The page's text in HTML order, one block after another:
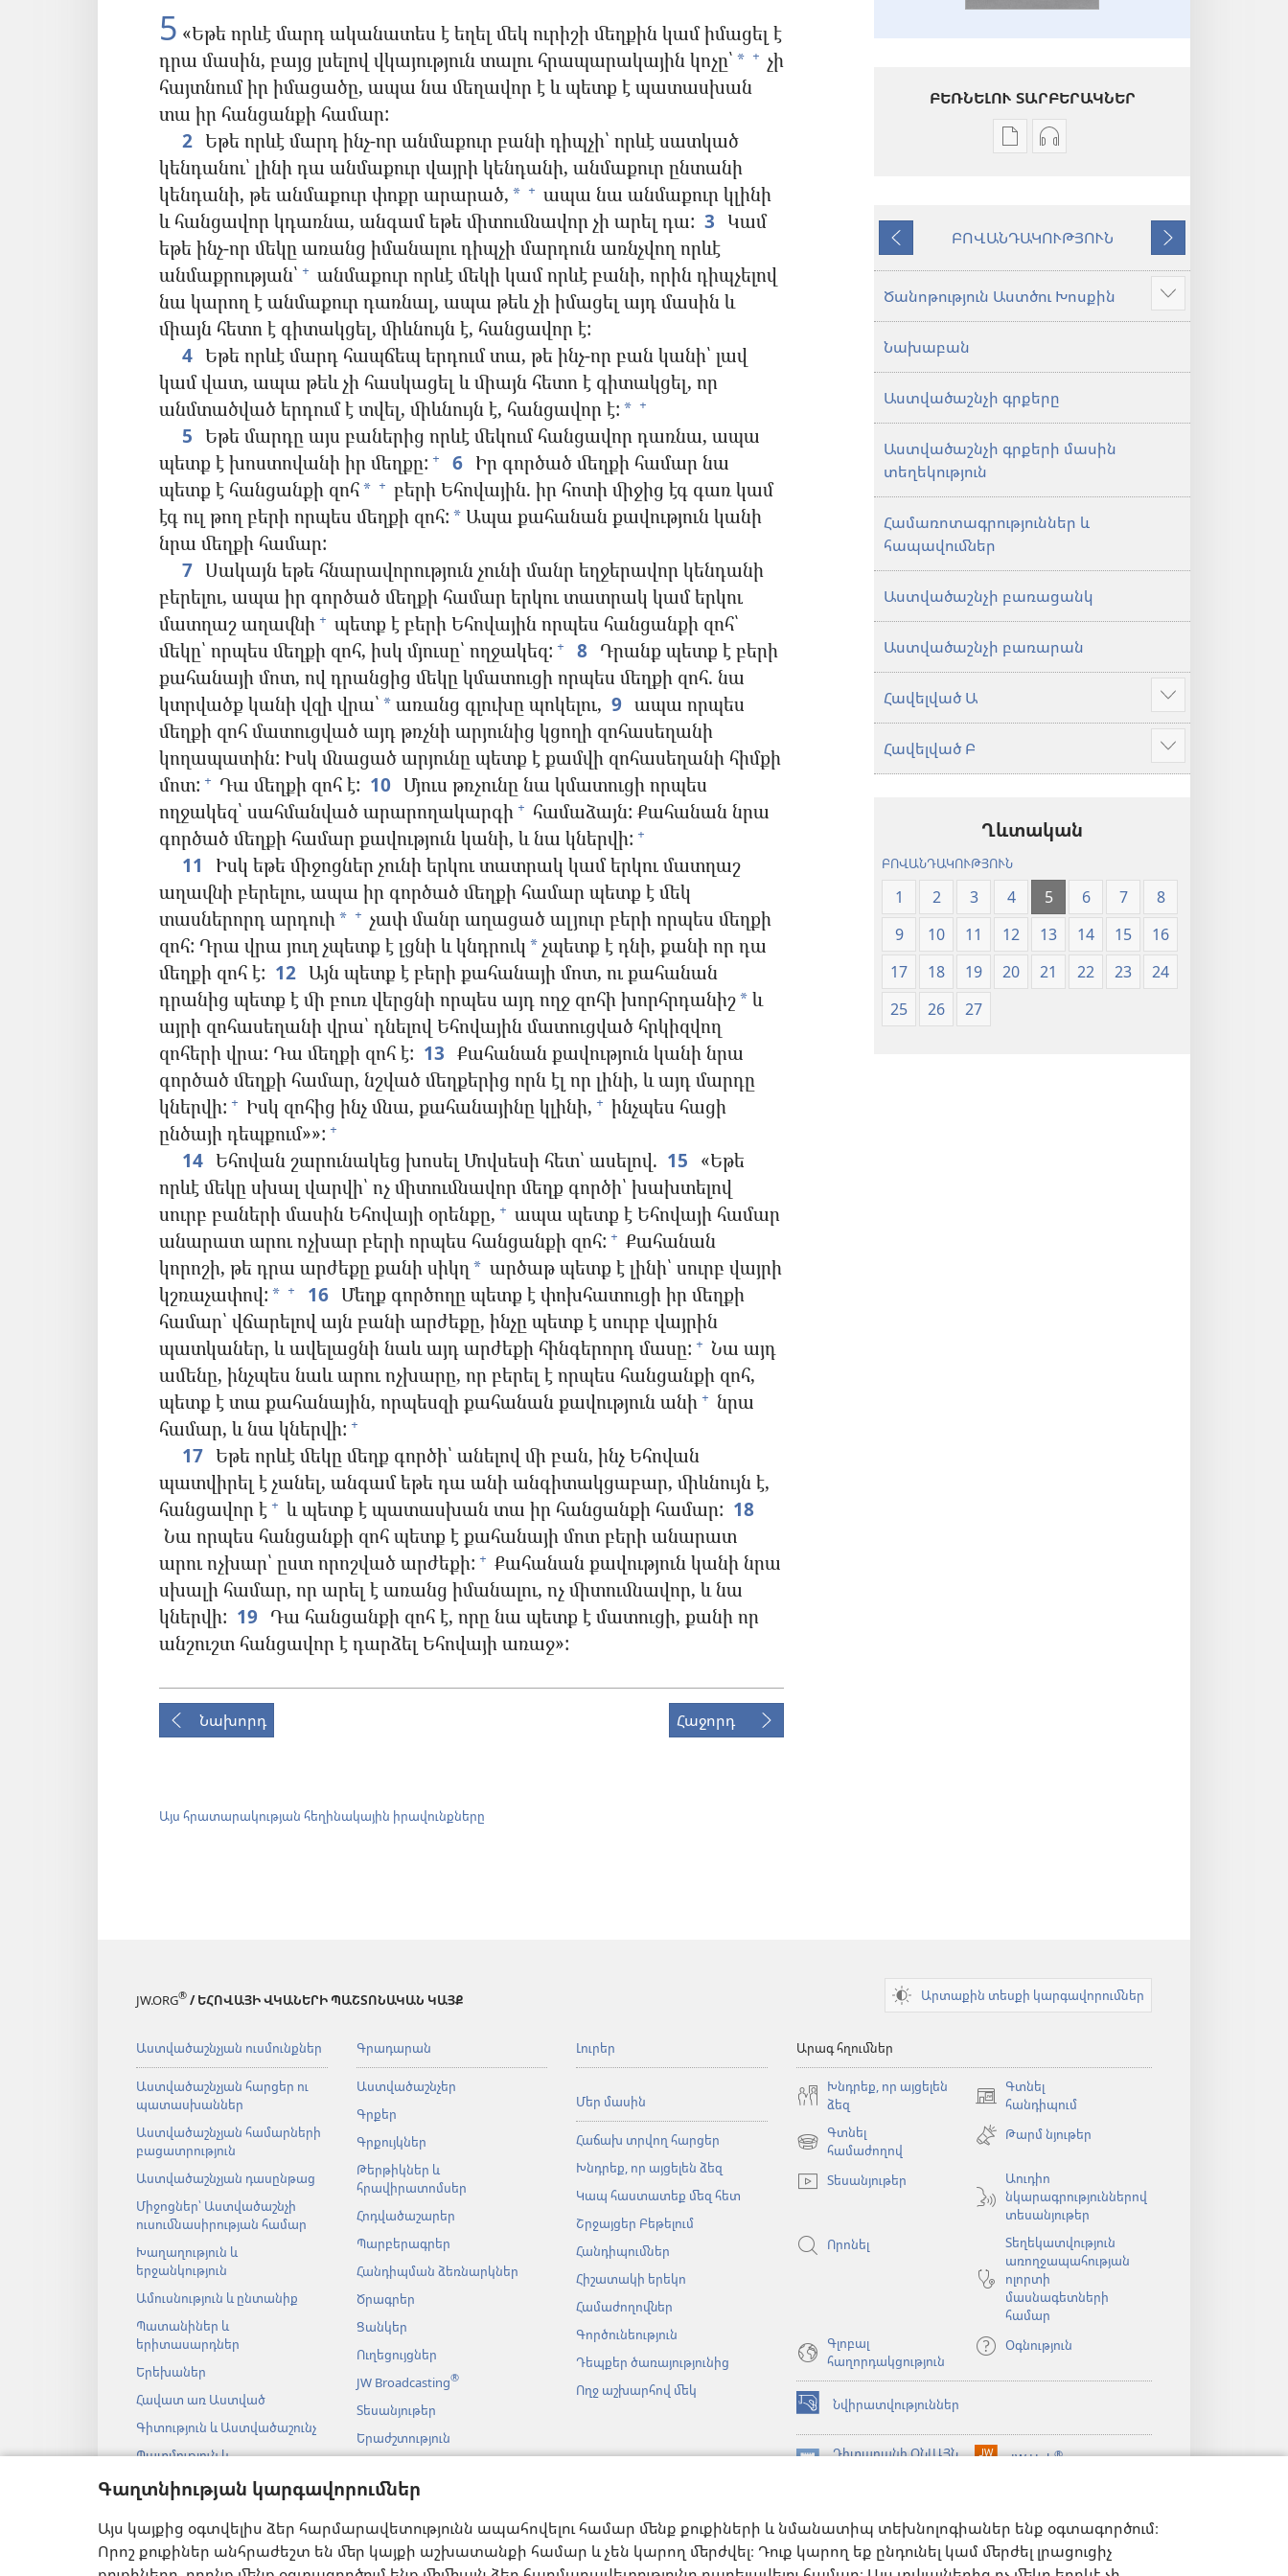
Գաղտնիության կարգավորումներ
Այս կայքից օգտվելիս ձեր հարմարավետությունն ապահովելու համար մենք քուքիների և նմանատիպ տեխնոլոգիաներ ենք օգտագործում։
Որոշ քուքիներ անհրաժեշտ են մեր կայքի աշխատանքի համար և չեն կարող մերժվել։ Դուք կարող եք ընդունել կամ մերժել լրացուցիչ
5 «Եթե որևէ մարդ ականատես է եղել մեկ ուրիշի մեղքին կամ իմացել է
դրա մասին, բայց լսելով վկայություն տալու հրապարակային կոչը՝ * + չի
հայտնում իր իմացածը, ապա նա մեղավոր է և պետք է պատասխան
տա իր հանցանքի համար:
2 Եթե որևէ մարդ ինչ-որ անմաքուր բանի դիպչի՝ որևէ սատկած
կենդանու՝ լինի դա անմաքուր վայրի կենդանի, անմաքուր ընտանի
կենդանի, թե անմաքուր փոքր արարած, * + ապա նա անմաքուր կլինի
և հանցավոր կդառնա, անգամ եթե միտումնավոր չի արել դա: 3 Կամ
եթե ինչ-որ մեկը առանց իմանալու դիպչի մարդուն առնչվող որևէ
անմաքրության՝ + անմաքուր որևէ մեկի կամ որևէ բանի, որին դիպչելով
նա կարող է անմաքուր դառնալ, ապա թեև չի իմացել այդ մասին և
միայն հետո է գիտակցել, միևնույն է, հանցավոր է:
4 Եթե որևէ մարդ հապճեպ երդում տա, թե ինչ-որ բան կանի՝ լավ
կամ վատ, ապա թեև չի հասկացել և միայն հետո է գիտակցել, որ
անմտածված երդում է տվել, միևնույն է, հանցավոր է: * +
5 Եթե մարդը այս բաներից որևէ մեկում հանցավոր դառնա, ապա
պետք է խոստովանի իր մեղքը: + 6 Իր գործած մեղքի համար նա
պետք է հանցանքի զոհ* + բերի Եհովային. իր հոտի միջից էգ գառ կամ
էգ ուլ թող բերի որպես մեղքի զոհ: * Ապա քահանան քավություն կանի
նրա մեղքի համար:
7 Սակայն եթե հնարավորություն չունի մանր եղջերավոր կենդանի
բերելու, ապա իր գործած մեղքի համար երկու տատրակ կամ երկու
մատղաշ աղավնի + պետք է բերի Եհովային որպես հանցանքի զոհ՝
մեկը՝ որպես մեղքի զոհ, իսկ մյուսը՝ ողջակեզ: + 8 Դրանք պետք է բերի
քահանայի մոտ, ով դրանցից մեկը կմատուցի որպես մեղքի զոհ. նա
կտրվածք կանի վզի վրա՝ * առանց գլուխը պոկելու, 9 ապա որպես
մեղքի զոհ մատուցված այդ թռչնի արյունից կցողի զոհասեղանի
կողապատին: Իսկ մնացած արյունը պետք է քամվի զոհասեղանի հիմքի
մոտ: + Դա մեղքի զոհ է: 10 Մյուս թռչունը նա կմատուցի որպես
ողջակեզ՝ սահմանված արարողակարգի + համաձայն: Քահանան նրա
գործած մեղքի համար քավություն կանի, և նա կներվի: +
11
Իսկ եթե միջոցներ չունի երկու տատրակ կամ երկու մատղաշ
աղավնի բերելու, ապա իր գործած մեղքի համար պետք է մեկ
տասներորդ արդուի* + չափ մանր աղացած ալյուր բերի որպես մեղքի
զոհ: Դրա վրա յուղ չպետք է լցնի և կնդրուկ * չպետք է դնի, քանի որ դա
մեղքի զոհ է: 12 Այն պետք է բերի քահանայի մոտ, ու քահանան
դրանից պետք է մի բուռ վերցնի որպես այդ ողջ զոհի խորհրդանիշ* և
այրի զոհասեղանի վրա՝ դնելով Եհովային մատուցված հրկիզվող
զոհերի վրա: Դա մեղքի զոհ է: 13 Քահանան քավություն կանի նրա
գործած մեղքի համար, նշված մեղքերից որն էլ որ լինի, և այդ մարդը
կներվի: + Իսկ զոհից ինչ մնա, քահանայինը կլինի, + ինչպես հացի
ընծայի դեպքում»»: +
14 Եհովան շարունակեց խոսել Մովսեսի հետ՝ ասելով. 15 «Եթե
որևէ մեկը սխալ վարվի՝ ոչ միտումնավոր մեղք գործի՝ խախտելով
սուրբ բաների մասին Եհովայի օրենքը, + ապա պետք է Եհովայի համար
անարատ արու ոչխար բերի որպես հանցանքի զոհ: + Քահանան
կորոշի, թե դրա արժեքը քանի սիկղ * արծաթ պետք է լինի՝ սուրբ վայրի
կշռաչափով: * + 16 Մեղք գործողը պետք է փոխհատուցի իր մեղքի
համար՝ վճարելով այն բանի արժեքը, ինչը պետք է սուրբ վայրին
պատկաներ, և ավելացնի նաև այդ արժեքի հինգերորդ մասը: + Նա այդ
ամենը, ինչպես նաև արու ոչխարը, որ բերել է որպես հանցանքի զոհ,
պետք է տա քահանային, որպեսզի քահանան քավություն անի + նրա
համար, և նա կներվի: +
17 Եթե որևէ մեկը մեղք գործի՝ անելով մի բան, ինչ Եհովան
պատվիրել է չանել, անգամ եթե դա անի անգիտակցաբար, միևնույն է,
հանցավոր է + և պետք է պատասխան տա իր հանցանքի համար: 18
Նա որպես հանցանքի զոհ պետք է քահանայի մոտ բերի անարատ
արու ոչխար՝ ըստ որոշված արժեքի: + Քահանան քավություն կանի նրա
սխալի համար, որ արել է առանց իմանալու, ոչ միտումնավոր, և նա
կներվի: 19 Դա հանցանքի զոհ է, որը նա պետք է մատուցի, քանի որ
անշուշտ հանցավոր է դարձել Եհովայի առաջ»:
Նախորդ Հաջորդ
Այս հրատարակության հեղինակային իրավունքները
ԲԵՌՆԵԼՈՒ ՏԱՐԲԵՐԱԿՆԵՐ
Թվային
Աստվածաշունչ.
աշխարհ»
թարգմանություն
Աուդիոձայնագրությունները
Աստվածաշունչ.
«Նոր
թարգմանություն
(2024)
Նախորդ
ԲՈՎԱՆԴԱԿՈՒԹՅՈՒՆ
Հաջորդ
Ծանոթություն Աստծու Խոսքին
Ցույց
տալ
Նախաբան
Աստվածաշնչի գրքերը
Աստվածաշնչի գրքերի մասին
տեղեկություն
Համառոտագրություններ և
հապավումներ
Աստվածաշնչի բառացանկ
Աստվածաշնչի բառարան
Հավելված Ա
Ցույց
տալ
ավելին
Հավելված Բ
Ցույց
տալ
Ղևտական
ԲՈՎԱՆԴԱԿՈՒԹՅՈՒՆ
1 2 3 4 5 6 7
8
9
10 11 12 13 14 15
16
17
18 19 20 21 22 23
24
25
26 27
JW.ORG® / ԵՀՈՎԱՅԻ ՎԿԱՆԵՐԻ ՊԱՇՏՈՆԱԿԱՆ ԿԱՅՔ Արտաքին տեսքի կարգավորումներ
Աստվածաշնչյան ուսմունքներ
Աստվածաշնչյան հարցեր ու
պատասխաններ
Աստվածաշնչյան համարների
բացատրություն
Աստվածաշնչյան դասընթաց
Միջոցներ՝ Աստվածաշնչի
ուսումնասիրության համար
Խաղաղություն և
երջանկություն
Ամուսնություն և ընտանիք
Պատանիներ և
երիտասարդներ
Երեխաներ
Հավատ առ Աստված
Գիտություն և Աստվածաշունչ
Պատմություն և
Գրադարան
Աստվածաշնչեր
Գրքեր
Գրքույկներ
Թերթիկներ և
հրավիրատոմսեր
Հոդվածաշարեր
Պարբերագրեր
Հանդիպման ձեռնարկներ
Ծրագրեր
Ցանկեր
Ուղեցույցներ
JW Broadcasting®
Տեսանյութեր
Երաժշտություն
աուդիոներկայացումներ
թատերականացված
ընթերցանություններ
Լուրեր
Մեր մասին
Հաճախ տրվող հարցեր
Խնդրեք, որ այցելեն ձեզ
Կապ հաստատեք մեզ հետ
Շրջայցեր Բեթելում
Հանդիպումներ
Հիշատակի երեկո
Համաժողովներ
Գործունեություն
Դեպքեր ծառայությունից
Ողջ աշխարհով մեկ
Արագ հղումներ
Խնդրեք, որ այցելեն
ձեզ
Գտնել
հանդիպում
(բացվում
նոր
Գտնել
համաժողով
(բացվում
նոր
Թարմ նյութեր
Տեսանյութեր
Աուդիո
նկարագրություններով
տեսանյութեր
Որոնել
Տեղեկատվություն
առողջապահության
ոլորտի
մասնագետների
համար
Գլոբալ
հաղորդակցություն
Օգնություն
Նվիրատվություններ
(բացվում
է
նոր
Դիտարանի ՕՆԼԱՅՆ
պատուհան)
JW Hub®
պատուհան)